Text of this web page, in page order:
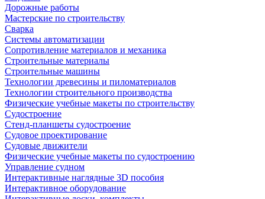
Дорожные работы
Мастерские по строительству
Сварка
Системы автоматизации
Сопротивление материалов и механика
Строительные материалы
Строительные машины
Технологии древесины и пиломатериалов
Технологии строительного производства
Физические учебные макеты по строительству
Судостроение
Стенд-планшеты судостроение
Судовое проектирование
Судовые движители
Физические учебные макеты по судостроению
Управление судном
Интерактивные наглядные 3D пособия
Интерактивное оборудование